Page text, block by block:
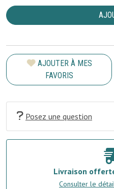
AJOUTER À MES
FAVORIS
Posez une question
Livraison
Consulter le